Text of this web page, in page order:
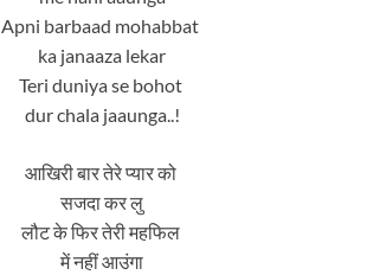
Apni barbaad mohabbat
ka janaaza lekar
Teri duniya se bohot
dur chala jaaunga..!
आखिरी बार तेरे प्यार को
सजदा कर लु
लौट के फिर तेरी महफिल
में नहीं आउंगा